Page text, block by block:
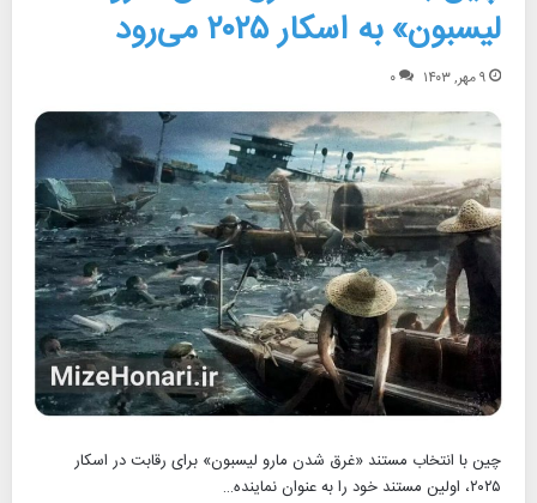
لیسبون» به اسکار ۲۰۲۵ می‌رود
۹ مهر, ۱۴۰۳ ۰
چین با انتخاب مستند «غرق شدن مارو لیسبون» برای رقابت در اسکار
۲۰۲۵، اولین مستند خود را به عنوان نماینده…